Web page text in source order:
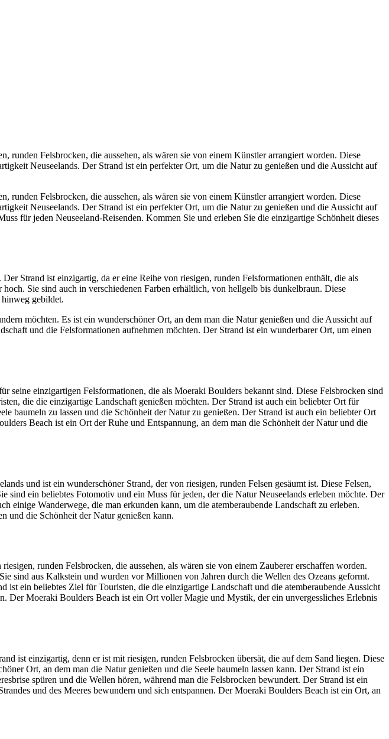
Felsbrocken, die aussehen, als wären sie von einem Künstler arrangiert worden. Diese
Neuseelands. Der Strand ist ein perfekter Ort, um die Natur zu genießen und die Aussicht auf
Felsbrocken, die aussehen, als wären sie von einem Künstler arrangiert worden. Diese
Neuseelands. Der Strand ist ein perfekter Ort, um die Natur zu genießen und die Aussicht auf
für jeden Neuseeland-Reisenden. Kommen Sie und erleben Sie die einzigartige Schönheit dieses
Strand ist einzigartig, da er eine Reihe von riesigen, runden Felsformationen enthält, die als
Sie sind auch in verschiedenen Farben erhältlich, von hellgelb bis dunkelbraun. Diese
gebildet.
möchten. Es ist ein wunderschöner Ort, an dem man die Natur genießen und die Aussicht auf
und die Felsformationen aufnehmen möchten. Der Strand ist ein wunderbarer Ort, um einen
einzigartigen Felsformationen, die als Moeraki Boulders bekannt sind. Diese Felsbrocken sind
die die einzigartige Landschaft genießen möchten. Der Strand ist auch ein beliebter Ort für
baumeln zu lassen und die Schönheit der Natur zu genießen. Der Strand ist auch ein beliebter Ort
Beach ist ein Ort der Ruhe und Entspannung, an dem man die Schönheit der Natur und die
und ist ein wunderschöner Strand, der von riesigen, runden Felsen gesäumt ist. Diese Felsen,
ein beliebtes Fotomotiv und ein Muss für jeden, der die Natur Neuseelands erleben möchte. Der
einige Wanderwege, die man erkunden kann, um die atemberaubende Landschaft zu erleben.
und die Schönheit der Natur genießen kann.
runden Felsbrocken, die aussehen, als wären sie von einem Zauberer erschaffen worden.
sind aus Kalkstein und wurden vor Millionen von Jahren durch die Wellen des Ozeans geformt.
ein beliebtes Ziel für Touristen, die die einzigartige Landschaft und die atemberaubende Aussicht
Der Moeraki Boulders Beach ist ein Ort voller Magie und Mystik, der ein unvergessliches Erlebnis
ist einzigartig, denn er ist mit riesigen, runden Felsbrocken übersät, die auf dem Sand liegen. Diese
Ort, an dem man die Natur genießen und die Seele baumeln lassen kann. Der Strand ist ein
spüren und die Wellen hören, während man die Felsbrocken bewundert. Der Strand ist ein
und des Meeres bewundern und sich entspannen. Der Moeraki Boulders Beach ist ein Ort, an